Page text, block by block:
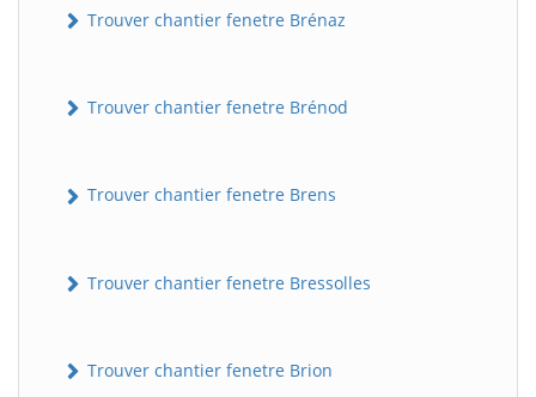
Trouver chantier fenetre Brénaz
Trouver chantier fenetre Brénod
Trouver chantier fenetre Brens
Trouver chantier fenetre Bressolles
Trouver chantier fenetre Brion